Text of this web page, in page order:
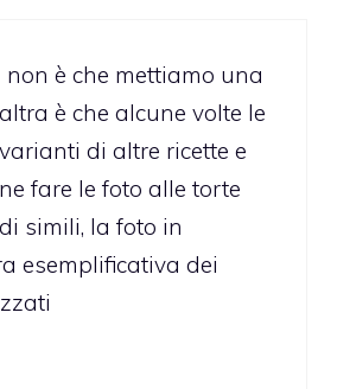
è che mettiamo una
è che alcune volte le
di altre ricette e
fare le foto alle torte
simili, la foto in
esemplificativa dei